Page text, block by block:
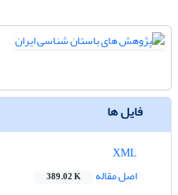
فایل ها
اصل مقاله
389.02 K